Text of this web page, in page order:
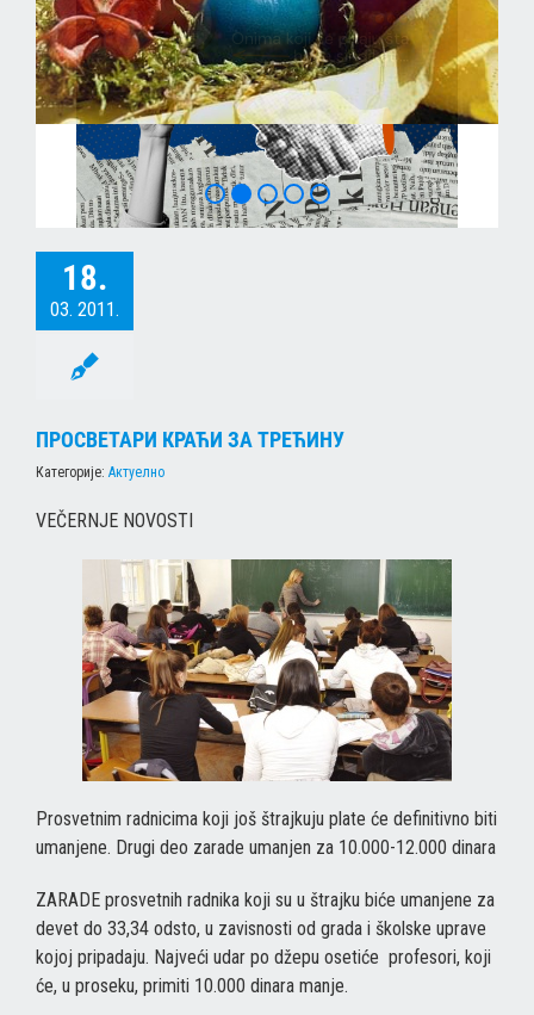
18.
03. 2011.
ПРОСВЕТАРИ КРАЋИ ЗА ТРЕЋИНУ
Категорије: Актуелно
VEČERNJE NOVOSTI
Prosvetnim radnicima koji još štrajkuju plate će definitivno biti
umanjene. Drugi deo zarade umanjen za 10.000-12.000 dinara
ZARADE prosvetnih radnika koji su u štrajku biće umanjene za
devet do 33,34 odsto, u zavisnosti od grada i školske uprave
kojoj pripadaju. Najveći udar po džepu osetiće profesori, koji
će, u proseku, primiti 10.000 dinara manje.